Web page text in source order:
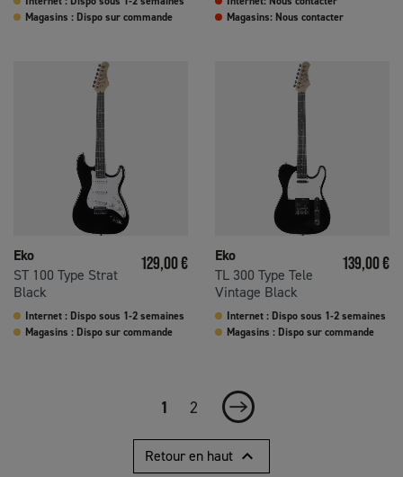
Magasins : Dispo sur commande
Magasins: Nous contacter
Eko
ST 100 Type Strat
Black
Prix
129,00 €
Internet : Dispo sous 1-2 semaines
Magasins : Dispo sur commande
Eko
TL 300 Type Tele
Vintage Black
Prix
139,00 €
Internet : Dispo sous 1-2 semaines
Magasins : Dispo sur commande
1 2 Suivant
Retour en haut 